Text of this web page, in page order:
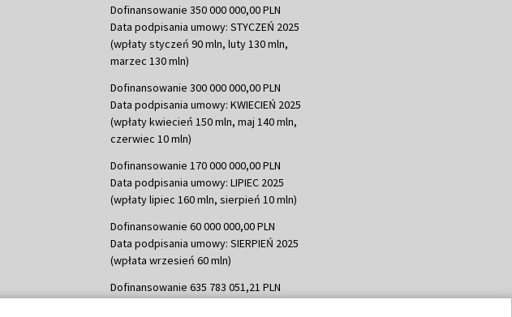
Dofinansowanie 350 000 000,00 PLN
Data podpisania umowy: STYCZEŃ 2025
(wpłaty styczeń 90 mln, luty 130 mln,
marzec 130 mln)
Dofinansowanie 300 000 000,00 PLN
Data podpisania umowy: KWIECIEŃ 2025
(wpłaty kwiecień 150 mln, maj 140 mln,
czerwiec 10 mln)
Dofinansowanie 170 000 000,00 PLN
Data podpisania umowy: LIPIEC 2025
(wpłaty lipiec 160 mln, sierpień 10 mln)
Dofinansowanie 60 000 000,00 PLN
Data podpisania umowy: SIERPIEŃ 2025
(wpłata wrzesień 60 mln)
Dofinansowanie 635 783 051,21 PLN